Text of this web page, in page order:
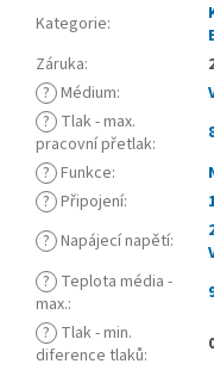
Kategorie:
Záruka:
? Médium:
? Tlak - max.
pracovní přetlak:
? Funkce:
? Připojení:
? Napájecí napětí:
? Teplota média -
max.:
? Tlak - min.
diference tlaků: